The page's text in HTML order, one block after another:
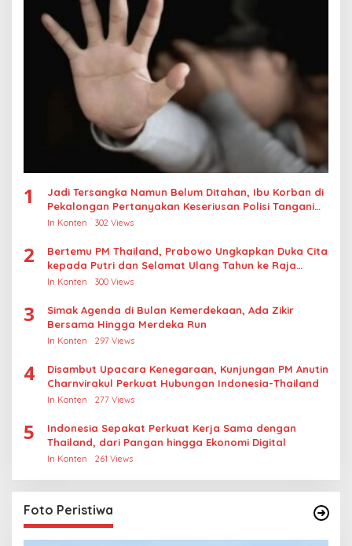
1
Jadi Tersangka Namun Belum Ditahan, Ibu Korban di
Pekalongan Pertanyakan Keseriusan Polisi Tangani
Kasus Rudapksa Sampai Anaknya Hamil
In Konten 302 Views
2
Bertemu PM Thailand, Prabowo Ungkapkan Duka Cita
kepada Putri dan Selamat Ulang Tahun ke Raja
Thailand
In Konten 300 Views
3
Simak Agenda di Bulan Kemerdekaan, Ada Zikir
Bersama Hingga Merdeka Run
In Konten 297 Views
4
Disambut Upacara Kenegaraan, Kunjungan PM Anutin
Charnvirakul Perkuat Hubungan Indonesia-Thailand
In Konten 277 Views
5
Indonesia Sepakat Perkuat Kerja Sama dengan
Thailand, dari Pangan hingga Ekonomi Digital
In Konten 261 Views
Foto Peristiwa